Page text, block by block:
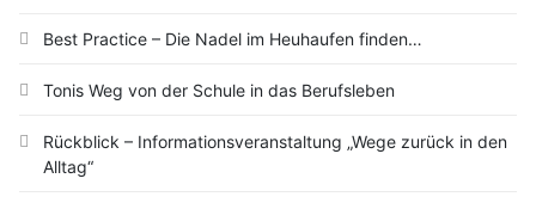
Best Practice – Die Nadel im Heuhaufen finden…
Tonis Weg von der Schule in das Berufsleben
Rückblick – Informationsveranstaltung „Wege zurück in den
Alltag“